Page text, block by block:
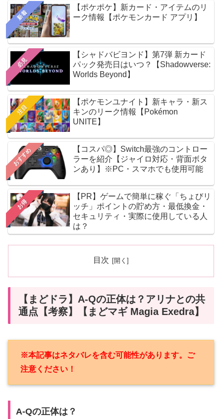
新着
【ポケポケ】新カード・アイテムのリ
ーク情報【ポケモンカード アプリ】
必見
【シャドバビヨンド】第7弾 新カード
パック発売日はいつ？【Shadowverse:
Worlds Beyond】
注目
【ポケモンユナイト】新キャラ・新ス
キンのリーク情報【Pokémon
UNITE】
おすすめ
【コスパ◎】Switch最強のコントロー
ラーを紹介【ジャイロ対応・背面ボタ
ンあり】※PC・スマホでも使用可能
お得
【PR】ゲームで簡単に稼ぐ「ちょびリ
ッチ」ポイントの貯め方・最低換金・
セキュリティ・実際に使用している人
は？
目次
【まどドラ】A-Qの正体は？アリナとの共
通点【考察】【まどマギ Magia Exedra】
※本記事はネタバレを含む可能性があります。ご
注意ください！
A-Qの正体は？